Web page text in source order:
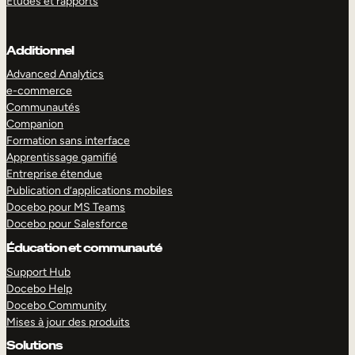
Additionnel
Advanced Analytics
e-commerce
Communautés
Companion
Formation sans interface
Apprentissage gamifié
Entreprise étendue
Publication d’applications mobiles
Docebo pour MS Teams
Docebo pour Salesforce
Éducation et communauté
Support Hub
Docebo Help
Docebo Community
Mises à jour des produits
Solutions